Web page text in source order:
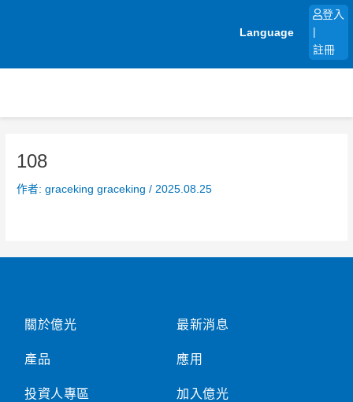
Language
登入
註冊
108
作者:graceking graceking/ 2025.08.25
關於億光
產品
投資人專區
最新消息
應用
加入億光